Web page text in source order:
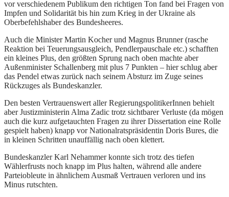
vor verschiedenem Publikum den richtigen Ton fand bei Fragen von
Impfen und Solidarität bis hin zum Krieg in der Ukraine als
Oberbefehlshaber des Bundesheeres.
Auch die Minister Martin Kocher und Magnus Brunner (rasche
Reaktion bei Teuerungsausgleich, Pendlerpauschale etc.) schafften
ein kleines Plus, den größten Sprung nach oben machte aber
Außenminister Schallenberg mit plus 7 Punkten – hier schlug aber
das Pendel etwas zurück nach seinem Absturz im Zuge seines
Rückzuges als Bundeskanzler.
Den besten Vertrauenswert aller RegierungspolitikerInnen behielt
aber Justizministerin Alma Zadic trotz sichtbarer Verluste (da mögen
auch die kurz aufgetauchten Fragen zu ihrer Dissertation eine Rolle
gespielt haben) knapp vor Nationalratspräsidentin Doris Bures, die
in kleinen Schritten unauffällig nach oben klettert.
Bundeskanzler Karl Nehammer konnte sich trotz des tiefen
Wählerfrusts noch knapp im Plus halten, während alle andere
Parteiobleute in ähnlichem Ausmaß Vertrauen verloren und ins
Minus rutschten.